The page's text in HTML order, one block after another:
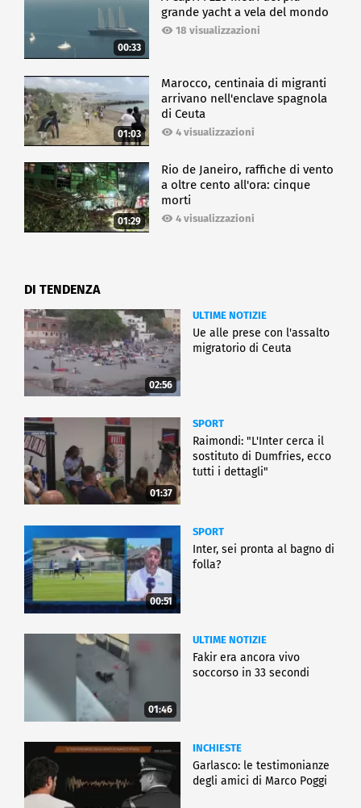
00:33
grande yacht a vela del mondo
18 visualizzazioni
01:03
Marocco, centinaia di migranti
arrivano nell'enclave spagnola
di Ceuta
4 visualizzazioni
01:29
Rio de Janeiro, raffiche di vento
a oltre cento all'ora: cinque
morti
4 visualizzazioni
DI TENDENZA
02:56
ULTIME NOTIZIE
Ue alle prese con l'assalto
migratorio di Ceuta
01:37
SPORT
Raimondi: "L'Inter cerca il
sostituto di Dumfries, ecco
tutti i dettagli"
00:51
SPORT
Inter, sei pronta al bagno di
folla?
01:46
ULTIME NOTIZIE
Fakir era ancora vivo
soccorso in 33 secondi
INCHIESTE
Garlasco: le testimonianze
degli amici di Marco Poggi